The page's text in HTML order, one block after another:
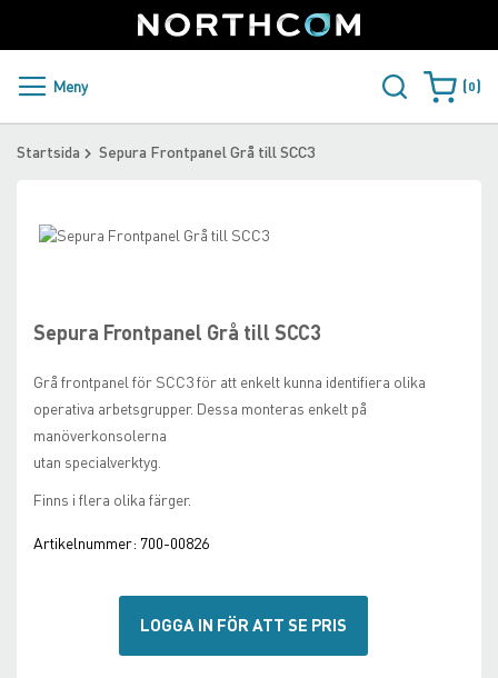
to
Content
Sweden
PRODUKTER OCH LÖSNINGAR
ÅTERFÖRSÄLJARE
Meny Varukorgen
0
Startsida Sepura Frontpanel Grå till SCC3
Sepura Frontpanel Grå till SCC3
Grå frontpanel för SCC3 för att enkelt kunna identifiera olika
operativa arbetsgrupper. Dessa monteras enkelt på
manöverkonsolerna
utan specialverktyg.
Finns i flera olika färger.
Artikelnummer: 700-00826
LOGGA IN FÖR ATT SE PRIS
Skip
of
the
gallery
beginning
of
images
gallery